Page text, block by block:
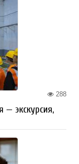
288
— экскурсия,